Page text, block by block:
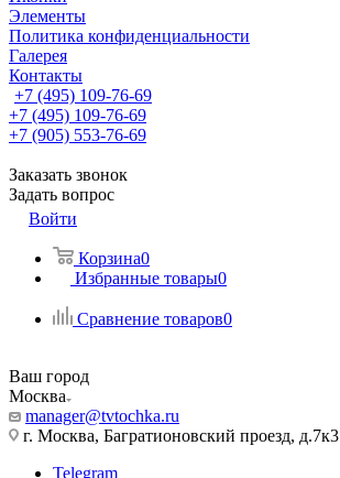
Элементы
Политика конфиденциальности
Галерея
Контакты
+7 (495) 109-76-69
+7 (495) 109-76-69
+7 (905) 553-76-69
Заказать звонок
Задать вопрос
Войти
Корзина0
Избранные товары0
Сравнение товаров0
Ваш город
Москва
manager@tvtochka.ru
г. Москва, Багратионовский проезд, д.7к3
Telegram